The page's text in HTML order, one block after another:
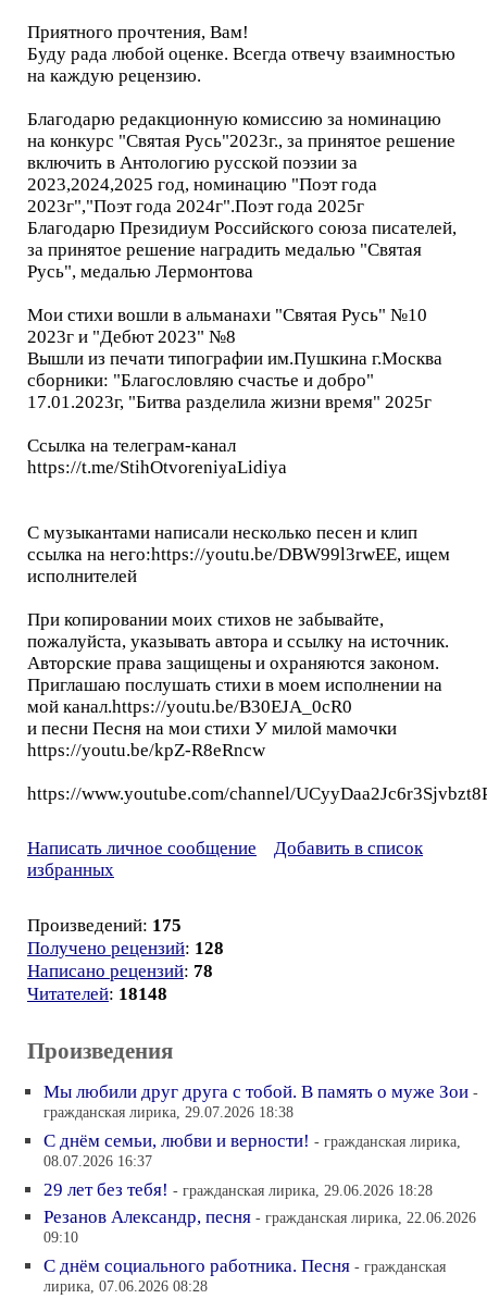
Приятного прочтения, Вам!
Буду рада любой оценке. Всегда отвечу взаимностью
на каждую рецензию.
Благодарю редакционную комиссию за номинацию
на конкурс "Святая Русь"2023г., за принятое решение
включить в Антологию русской поэзии за
2023,2024,2025 год, номинацию "Поэт года
2023г","Поэт года 2024г".Поэт года 2025г
Благодарю Президиум Российского союза писателей,
за принятое решение наградить медалью "Святая
Русь", медалью Лермонтова
Мои стихи вошли в альманахи "Святая Русь" №10
2023г и "Дебют 2023" №8
Вышли из печати типографии им.Пушкина г.Москва
сборники: "Благословляю счастье и добро"
17.01.2023г, "Битва разделила жизни время" 2025г
Ссылка на телеграм-канал
https://t.me/StihOtvoreniyaLidiya
С музыкантами написали несколько песен и клип
ссылка на него:https://youtu.be/DBW99l3rwEE, ищем
исполнителей
При копировании моих стихов не забывайте,
пожалуйста, указывать автора и ссылку на источник.
Авторские права защищены и охраняются законом.
Приглашаю послушать стихи в моем исполнении на
мой канал.https://youtu.be/B30EJA_0cR0
и песни Песня на мои стихи У милой мамочки
https://youtu.be/kpZ-R8eRncw
https://www.youtube.com/channel/
Написать личное сообщение
Добавить в список
избранных
Произведений: 175
Получено рецензий: 128
Написано рецензий: 78
Читателей: 18148
Произведения
Мы любили друг друга с тобой. В память о муже Зои -
гражданская лирика, 29.07.2026 18:38
С днём семьи, любви и верности! - гражданская лирика,
08.07.2026 16:37
29 лет без тебя! - гражданская лирика, 29.06.2026 18:28
Резанов Александр, песня - гражданская лирика, 22.06.2026
09:10
С днём социального работника. Песня - гражданская
лирика, 07.06.2026 08:28